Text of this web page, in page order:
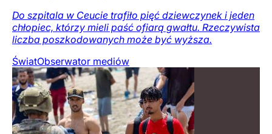
Do szpitala w Ceucie trafiło pięć dziewczynek i jeden
chłopiec, którzy mieli paść ofiarą gwałtu. Rzeczywista
liczba poszkodowanych może być wyższa.
ŚwiatObserwator mediów